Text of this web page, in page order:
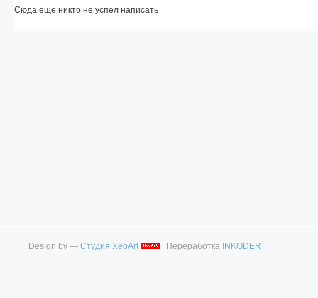
Сюда еще никто не успел написать
Design by — Студия XeoArt Переработка INKODER